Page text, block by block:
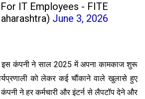
IT Employees - FITE
June 3, 2026
कंपनी ने साल 2025 में अपना कामकाज शुरू
को लेकर कई चौंकाने वाले खुलासे हुए
ने हर कर्मचारी और इंटर्न से लैपटॉप देने और